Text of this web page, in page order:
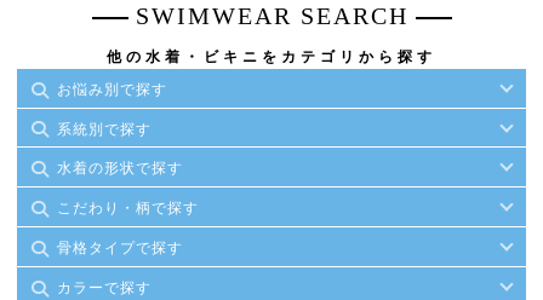
SWIMWEAR SEARCH
他の水着・ビキニをカテゴリから探す
お悩み別で探す
系統別で探す
水着の形状で探す
こだわり・柄で探す
骨格タイプで探す
カラーで探す